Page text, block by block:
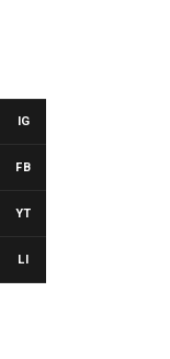
IG
FB
YT
LI